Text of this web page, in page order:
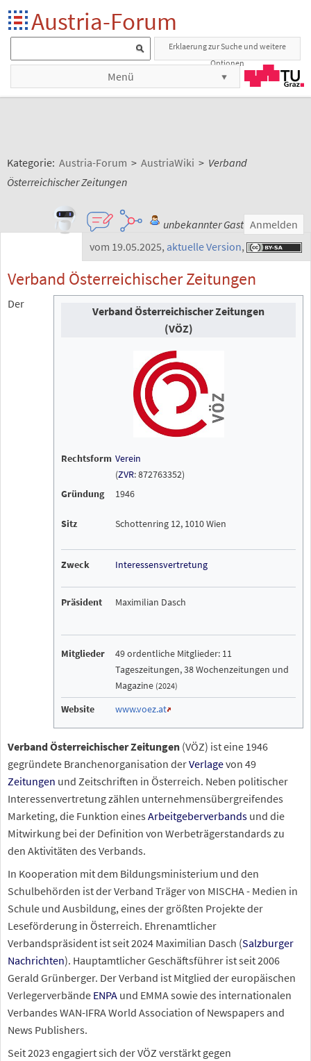
Austria-Forum
Erklaerung zur Suche und weitere
Optionen
Menü
Kategorie: Austria-Forum > AustriaWiki > Verband
Österreichischer Zeitungen
unbekannter Gast Anmelden
vom 19.05.2025, aktuelle Version,
Verband Österreichischer Zeitungen
Verband Österreichischer Zeitungen
(VÖZ)
Rechtsform Verein
(ZVR: 872763352)
Gründung
1946
Sitz Schottenring 12, 1010 Wien
Zweck Interessensvertretung
Präsident Maximilian Dasch
Mitglieder
49 ordentliche Mitglieder: 11
Tageszeitungen, 38 Wochenzeitungen und
Magazine (2024)
Website www.voez.at
Der
Verband Österreichischer Zeitungen (VÖZ) ist eine 1946
gegründete Branchenorganisation derVerlagevon 49
Zeitungen und Zeitschriften in Österreich. Neben politischer
Interessenvertretung zählen unternehmensübergreifendes
Marketing, die Funktion eines Arbeitgeberverbands und die
Mitwirkung bei der Definition von Werbeträgerstandards zu
den Aktivitäten des Verbands.
In Kooperation mit dem Bildungsministerium und den
Schulbehörden ist der Verband Träger von MISCHA - Medien in
Schule und Ausbildung, eines der größten Projekte der
Leseförderung in Österreich. Ehrenamtlicher
Verbandspräsident ist seit 2024 Maximilian Dasch (Salzburger
Nachrichten). Hauptamtlicher Geschäftsführer ist seit 2006
Gerald Grünberger. Der Verband ist Mitglied der europäischen
Verlegerverbände ENPA und EMMA sowie des internationalen
Verbandes WAN-IFRA World Association of Newspapers and
News Publishers.
Seit 2023 engagiert sich der VÖZ verstärkt gegen